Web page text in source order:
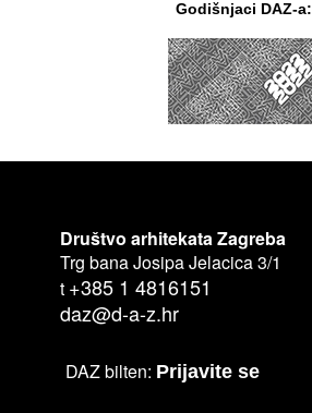
Godišnjaci DAZ-a:
Društvo arhitekata Zagreba
Trg bana Josipa Jelacica 3/1
t +385 1 4816151
daz@d-a-z.hr
DAZ bilten: Prijavite se